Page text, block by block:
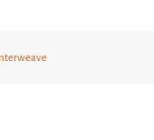
Interweave